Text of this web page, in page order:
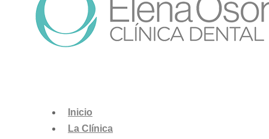
Inicio
La Clínica